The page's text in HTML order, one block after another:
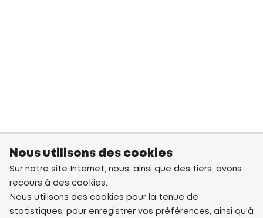
Nous utilisons des cookies
Sur notre site Internet, nous, ainsi que des tiers, avons
recours à des cookies.
Nous utilisons des cookies pour la tenue de
statistiques, pour enregistrer vos préférences, ainsi qu'à